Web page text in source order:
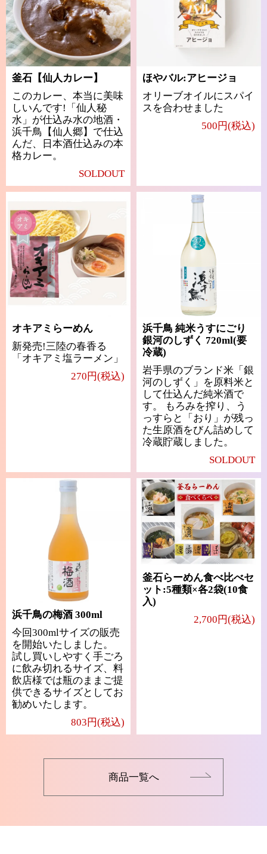
釜石【仙人カレー】
このカレー、本当に美味
しいんです!「仙人秘
水」が仕込み水の地酒・
浜千鳥【仙人郷】で仕込
んだ、日本酒仕込みの本
格カレー。
SOLDOUT
ほやバル:アヒージョ
オリーブオイルにスパイ
スを合わせました
500円(税込)
オキアミらーめん
新発売!三陸の春香る
「オキアミ塩ラーメン」
270円(税込)
浜千鳥 純米うすにごり
銀河のしずく 720ml(要
冷蔵)
岩手県のブランド米「銀
河のしずく」を原料米と
して仕込んだ純米酒で
す。 もろみを搾り、う
っすらと「おり」が残っ
た生原酒をびん詰めして
冷蔵貯蔵しました。
SOLDOUT
浜千鳥の梅酒 300ml
今回300mlサイズの販売
を開始いたしました。
試し買いしやすく手ごろ
に飲み切れるサイズ、料
飲店様では瓶のままご提
供できるサイズとしてお
勧めいたします。
803円(税込)
釜石らーめん食べ比べセ
ット:5種類×各2袋(10食
入)
2,700円(税込)
商品一覧へ